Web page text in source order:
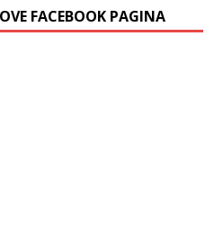
FACEBOOK PAGINA